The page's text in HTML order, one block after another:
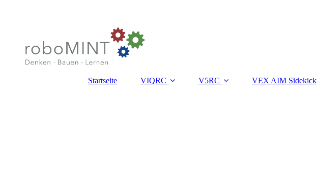
Startseite VIQRC V5RC VEX AIM Sidekick